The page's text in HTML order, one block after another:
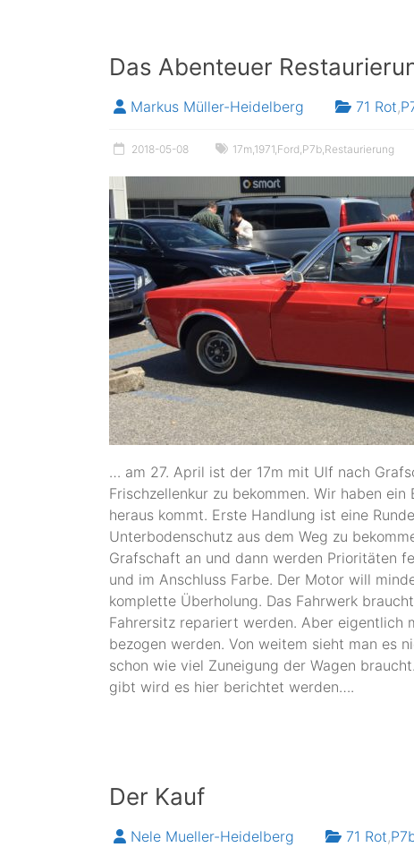
Das Abenteuer
Markus Müller-Heidelberg 71 Rot,
2018-05-08 17m 1971 Ford P7b Restaurierung
… am 27. April ist der 17m mit Ulf nach
Frischzellenkur zu bekommen. Wir haben
heraus kommt. Erste Handlung ist eine
Unterbodenschutz aus dem Weg zu
Grafschaft an und dann werden Prioritäten
und im Anschluss Farbe. Der Motor will
komplette Überholung. Das Fahrwerk
Fahrersitz repariert werden. Aber eigentlich
bezogen werden. Von weitem sieht man es
schon wie viel Zuneigung der Wagen
gibt wird es hier berichtet werden….
Der Kauf
Nele Mueller-Heidelberg 71 Rot,